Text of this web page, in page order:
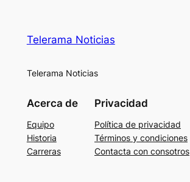
Telerama Noticias
Telerama Noticias
Acerca de
Equipo
Historia
Carreras
Privacidad
Política de privacidad
Términos y condiciones
Contacta con consotros